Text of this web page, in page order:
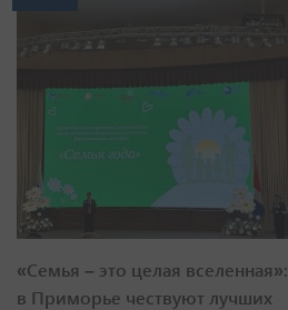
«Семья – это целая вселенная»:
в Приморье чествуют лучших